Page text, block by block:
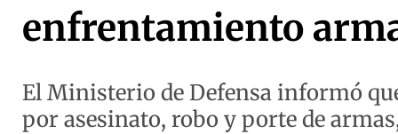
enfrentamiento
El Ministerio de Defensa informó
por asesinato, robo y porte de